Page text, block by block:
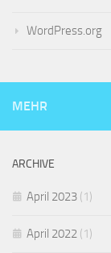
WordPress.org
MEHR
ARCHIVE
April 2023 (1)
April 2022 (1)